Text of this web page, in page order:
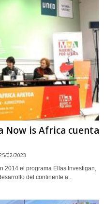
Now is Africa cuenta
02/2023
2014 el programa Ellas Investigan,
del continente a...